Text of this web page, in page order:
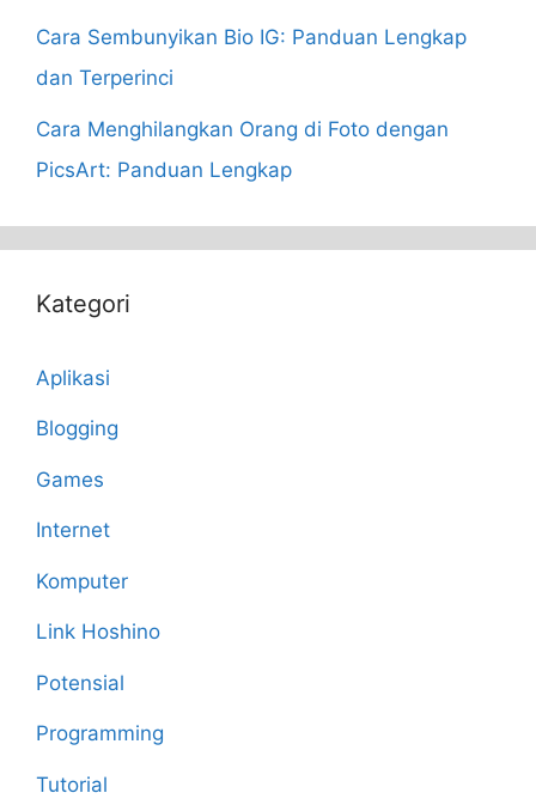
Cara Sembunyikan Bio IG: Panduan Lengkap
dan Terperinci
Cara Menghilangkan Orang di Foto dengan
PicsArt: Panduan Lengkap
Kategori
Aplikasi
Blogging
Games
Internet
Komputer
Link Hoshino
Potensial
Programming
Tutorial